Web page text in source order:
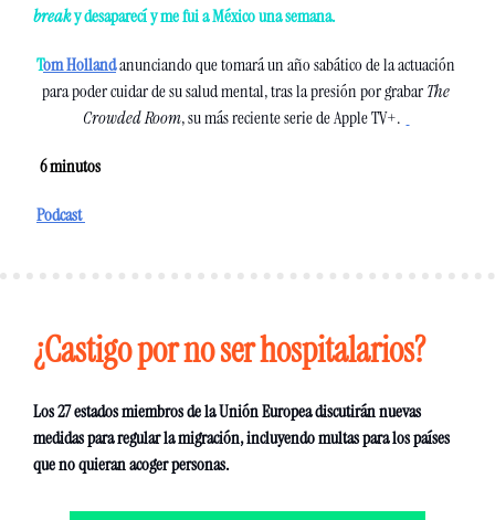
break y desaparecí y me fui a México una semana.
Tom Holland anunciando que tomará un año sabático de la actuación
para poder cuidar de su salud mental, tras la presión por grabar The
Crowded Room, su más reciente serie de Apple TV+.
6 minutos
Podcast
¿Castigo por no ser hospitalarios?
Los 27 estados miembros de la Unión Europea discutirán nuevas
medidas para regular la migración, incluyendo multas para los países
que no quieran acoger personas.